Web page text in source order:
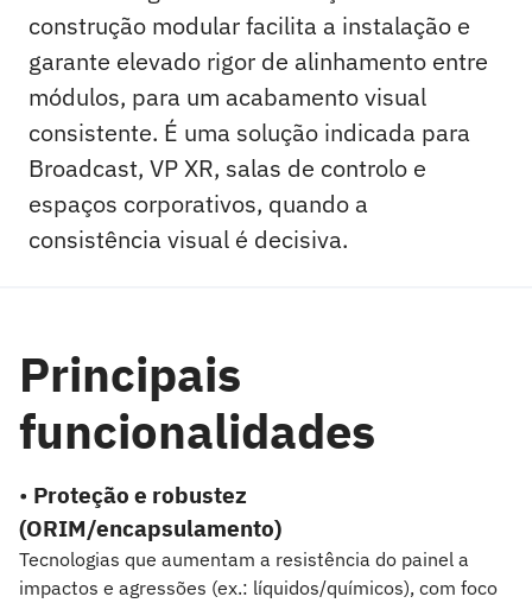
construção modular facilita a instalação e
garante elevado rigor de alinhamento entre
módulos, para um acabamento visual
consistente. É uma solução indicada para
Broadcast, VP XR, salas de controlo e
espaços corporativos, quando a
consistência visual é decisiva.
Principais
funcionalidades
• Proteção e robustez
(ORIM/encapsulamento)
Tecnologias que aumentam a resistência do painel a
impactos e agressões (ex.: líquidos/químicos), com foco